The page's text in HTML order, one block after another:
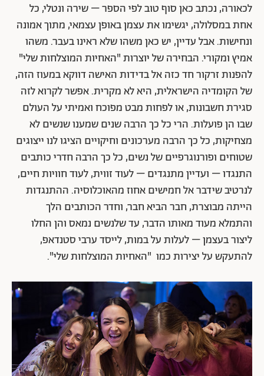
לכאורה, נכתב כאן סוף טוב לפי הספר – שירה ונטלי, כל
אחת במסלולה, יגשימו את עצמן באופן עצמאי, מתוך אמונה
ונחישות. אבל עדיין, יש כאן משהו שלא ראינו בעבר. משהו
אמיץ ומקורי. הבחירה של יוצרות "האחיות המוצלחות שלי"
להפנות זרקור חד כזה אל בדידות האישה דווקא במעוז הזה,
של הקומדיה הישראלית, היא לא מקרית. אפשר לקרוא לזה
סגירת חשבונות, או לפחות מבט מפוכח ואמיתי על העולם
שבו הן פועלות. הרי כל כך הרבה שנים שמענו שנשים לא
מצחיקות, כל כך הרבה מערכונים וחיקויים הציגו לנו ייצוגים
שטוחים ופורנוגרפיים של נשים, כל כך הרבה חדרי כותבים
התנגדו – ועדיין מתנגדים – לעוד זווית, לעוד חוויות חיים,
לנרטיב שידבר אל חמישים אחוז מהאוכלוסיה. ההתנגדות
הייתה מבוצרת, חבר הביא חבר, וחדר הכותבים הלך
והתמלא מעוד מאותו הדבר, עד שלנשים נמאס והן החלו
ליצור בעצמן – לעלות על במות, לייסד ערבי סטנדאפ,
להתעקש על יצירות כמו "האחיות המוצלחות שלי".